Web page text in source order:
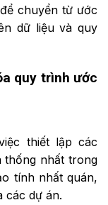
chuyển từ ước
dữ liệu và quy
quy trình ước
thiết lập các
thống nhất trong
tính nhất quán,
các dự án.